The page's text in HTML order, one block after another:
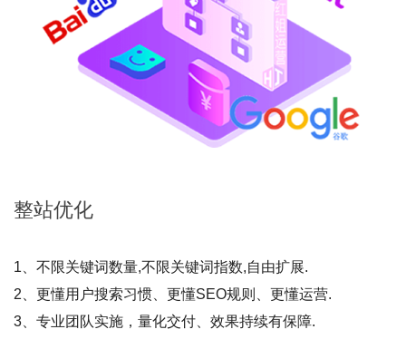
整站优化
1、不限关键词数量,不限关键词指数,自由扩展.
2、更懂用户搜索习惯、更懂SEO规则、更懂运营.
3、专业团队实施，量化交付、效果持续有保障.